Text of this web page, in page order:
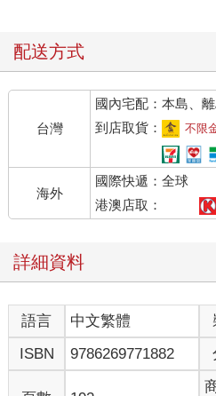
配送方式
台灣
國內宅配：本島、
到店取貨：
不限
海外
國際快遞：全球
港澳店取：
詳細資料
語言 中文繁體
ISBN
9786269771882